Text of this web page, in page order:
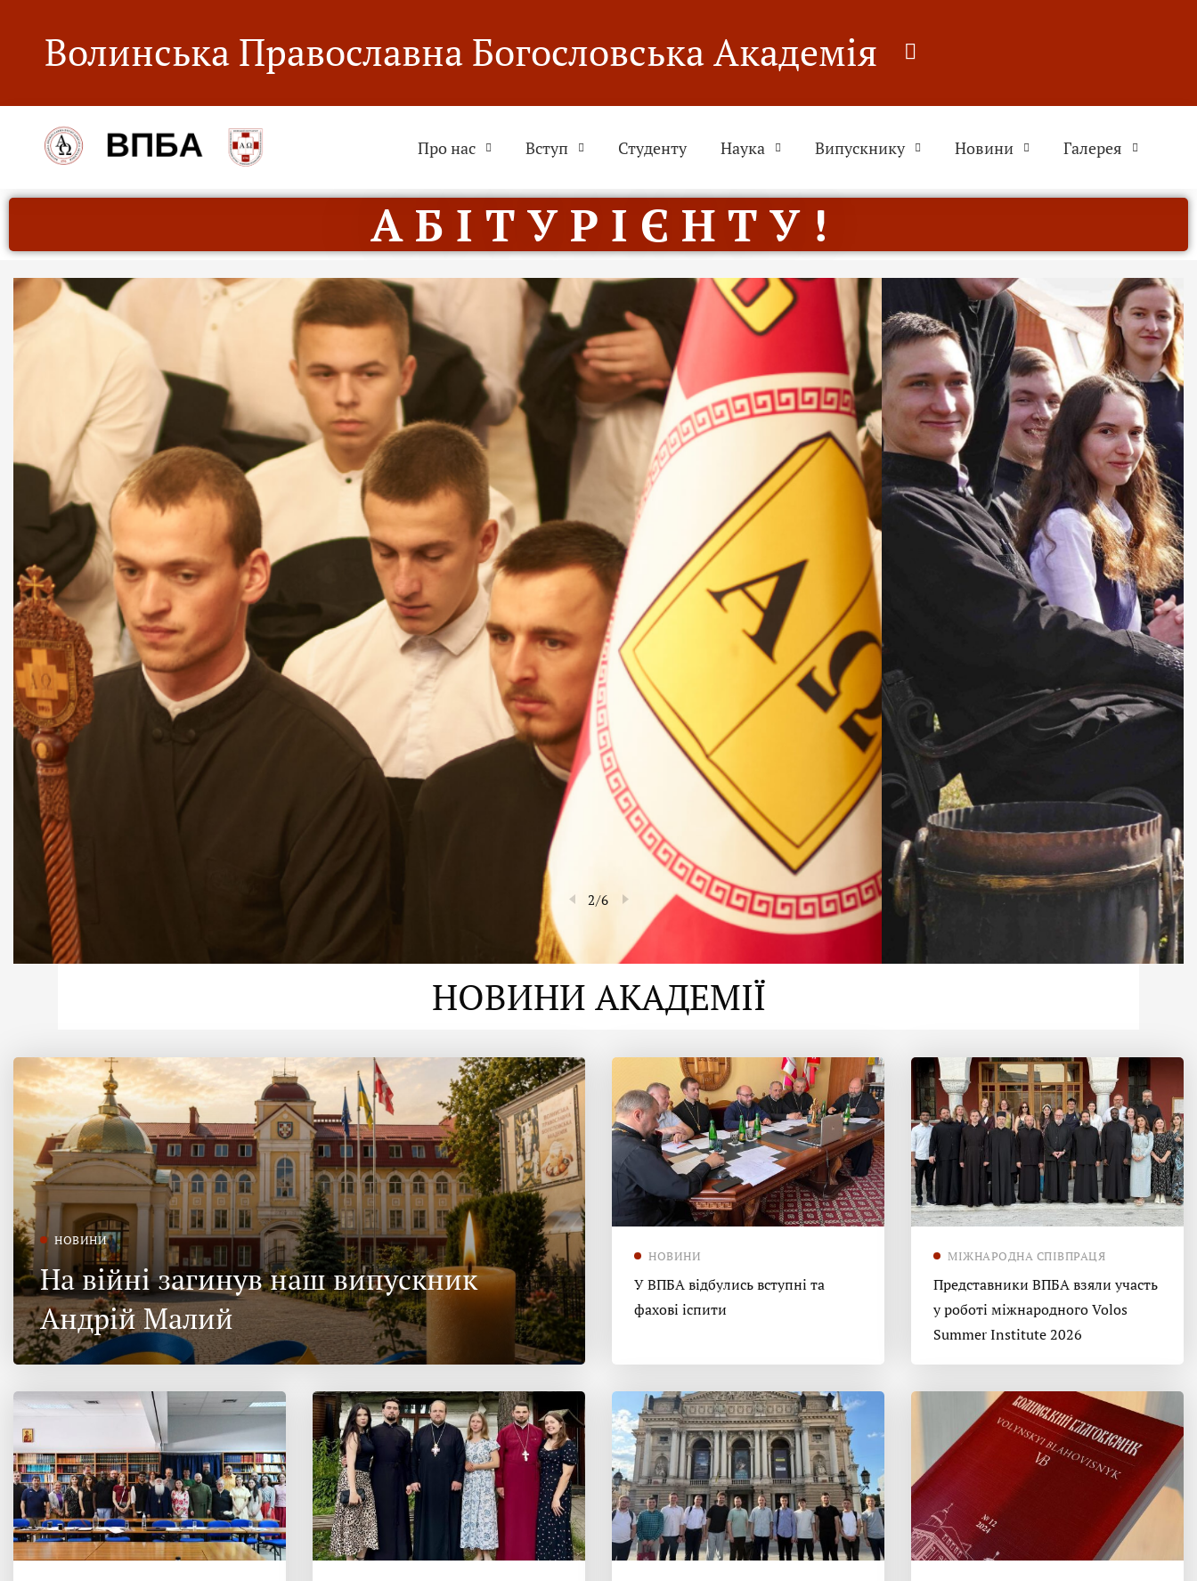
Волинська Православна Богословська Академія
Про нас Вступ Студенту Наука Випускнику Новини Галерея
А Б І Т У Р І Є Н Т У !
ДУХОВНО СИЛЬНІ!
ВПБА — спільнота, де
формується покликання
Читати більше
2/6
НОВИНИ АКАДЕМІЇ
НОВИНИ
На війні загинув наш випускник
Андрій Малий
НОВИНИ
У ВПБА відбулись вступні та
фахові іспити
МІЖНАРОДНА СПІВПРАЦЯ
Представники ВПБА взяли участь
у роботі міжнародного Volos
Summer Institute 2026